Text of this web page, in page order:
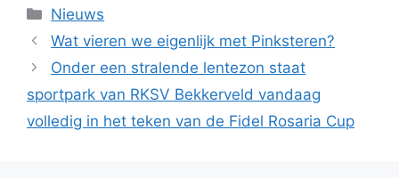
Categorieën
Nieuws
Wat vieren we eigenlijk met Pinksteren?
Onder een stralende lentezon staat
sportpark van RKSV Bekkerveld vandaag
volledig in het teken van de Fidel Rosaria Cup